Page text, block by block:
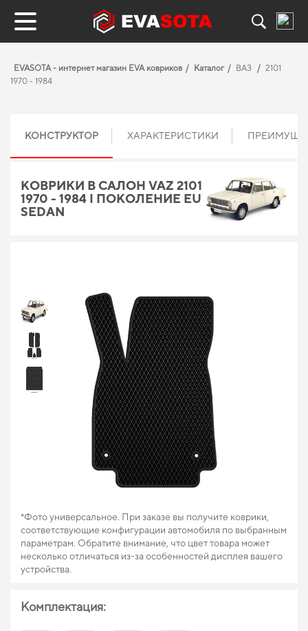
EVASOTA - интернет магазин EVA ковриков Каталог ВАЗ
2101
1970 - 1984
КОНСТРУКТОР ХАРАКТЕРИСТИКИ
КОВРИКИ В САЛОН VAZ 2101
1970 - 1984 I ПОКОЛЕНИЕ EU
SEDAN
*Фото универсальное. При заказе вы получите коврики,
соответствующие конфигурации автомобиля по выбранным
параметрам. Обратите внимание, что цвет товара может
несколько отличаться из-за особенностей дисплея вашего
устройства.
Комплектация: